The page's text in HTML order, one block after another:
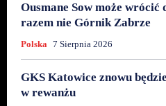
Ousmane Sow może
razem nie Górnik Zabrze
Polska 7 Sierpnia 2026
GKS Katowice znowu
w rewanżu